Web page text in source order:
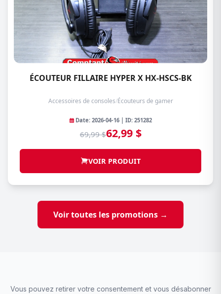
ÉCOUTEUR FILLAIRE HYPER X HX-HSCS-BK
Accessoires de consoles/Écouteurs de gamer
Date: 2026-04-16 | ID: 251282
69,99 $62,99 $
VOIR PRODUIT
Voir toutes les promotions →
Vous pouvez retirer votre consentement et vous désabonner